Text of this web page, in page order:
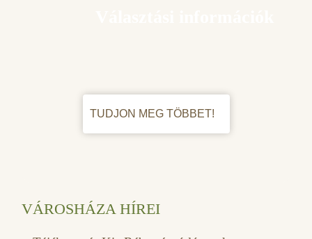
TUDJON MEG TÖBBET!
VÁROSHÁZA HÍREI